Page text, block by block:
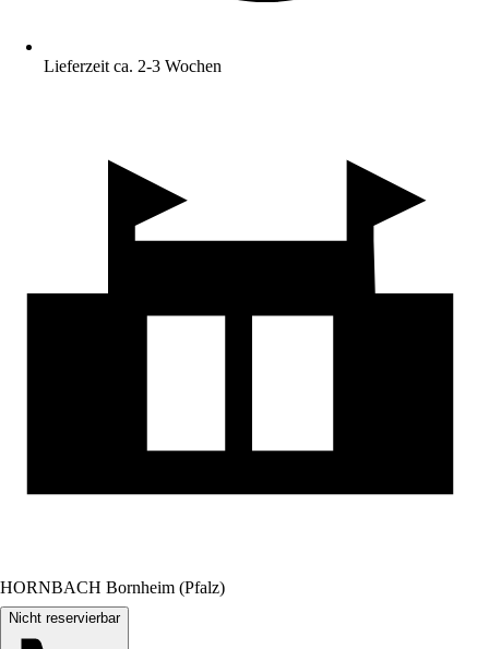
Lieferzeit ca. 2-3 Wochen
HORNBACH Bornheim (Pfalz)
Nicht reservierbar